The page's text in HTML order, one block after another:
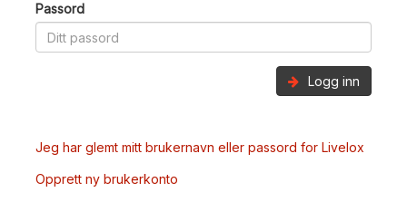
Passord
Logg inn
Jeg har glemt mitt brukernavn eller passord for Livelox
Opprett ny brukerkonto